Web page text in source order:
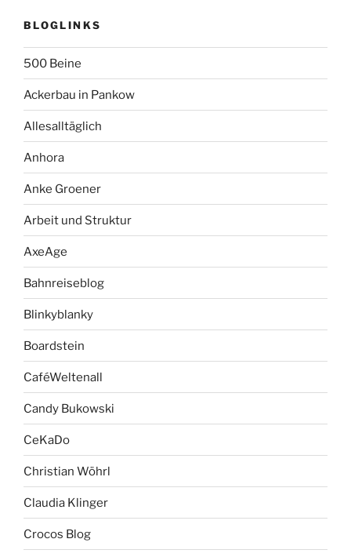
BLOGLINKS
500 Beine
Ackerbau in Pankow
Allesalltäglich
Anhora
Anke Groener
Arbeit und Struktur
AxeAge
Bahnreiseblog
Blinkyblanky
Boardstein
CaféWeltenall
Candy Bukowski
CeKaDo
Christian Wöhrl
Claudia Klinger
Crocos Blog